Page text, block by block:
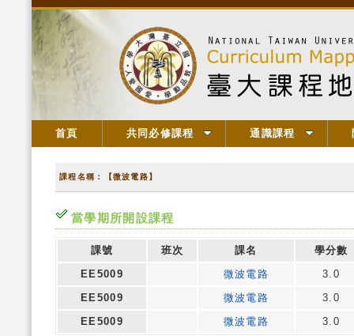
首頁 共同必修課程 通識課程
課程名稱：【微波電路】
當學期所開設課程
課號 班次 課名
學分數
EE5009
微波電路
3.0
EE5009
微波電路
3.0
EE5009
微波電路 3.0